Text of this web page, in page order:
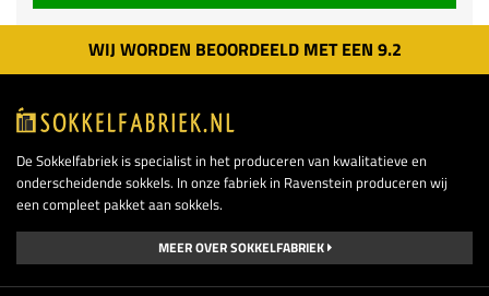
WIJ WORDEN BEOORDEELD MET EEN 9.2
De Sokkelfabriek is specialist in het produceren van kwalitatieve en
onderscheidende sokkels. In onze fabriek in Ravenstein produceren wij
een compleet pakket aan sokkels.
MEER OVER SOKKELFABRIEK